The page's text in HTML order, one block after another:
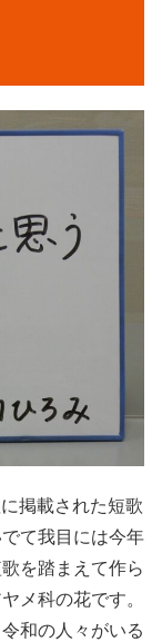
掲載された短歌
て我目には今年
を踏まえて作ら
メ科の花です。
和の人々がいる